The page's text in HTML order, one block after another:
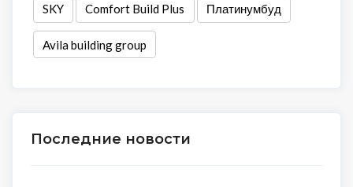
SKY Comfort Build Plus Платинумбуд
Avila building group
Последние новости